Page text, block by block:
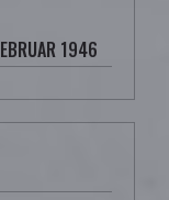
1946